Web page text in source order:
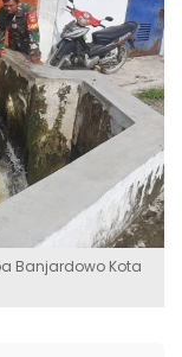
Banjardowo Kota